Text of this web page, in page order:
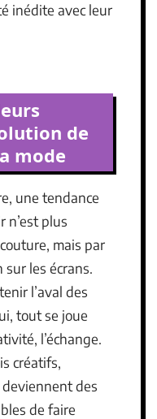
inédite avec leur
de
mode
une tendance
n’est plus
mais par
les écrans.
l’aval des
tout se joue
l’échange.
créatifs,
des
de faire